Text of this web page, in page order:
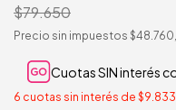
$79.650
Precio sin impuestos
Cuotas SIN interés
6 cuotas sin interés de